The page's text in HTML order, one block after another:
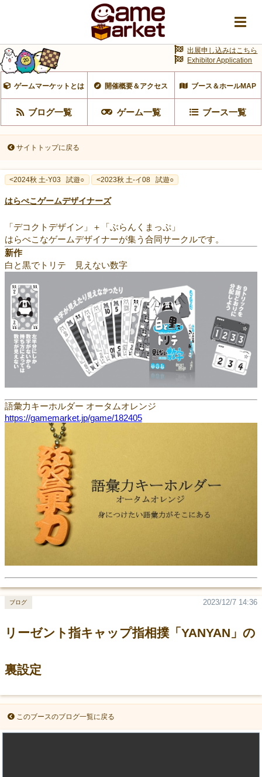
ゲームマーケットとは 開催概要＆アクセス ブース＆ホールMAP
ブログ一覧 ゲーム一覧 ブース一覧
出展申し込みはこちら
Exhibitor Application
サイトトップに戻る
<2024秋 土-Y03 試遊○ <2023秋 土-イ08 試遊○
はらぺこゲームデザイナーズ
「デコクトデザイン」＋「ぶらんくまっぷ」
はらぺこなゲームデザイナーが集う合同サークルです。
新作
白と黒でトリテ 見えない数字
語彙力キーホルダー オータムオレンジ
https://gamemarket.jp/game/182405
リーゼント指キャップ指相撲「YANYAN」の
裏設定
2023/12/7 14:36
ブログ
このブースのブログ一覧に戻る